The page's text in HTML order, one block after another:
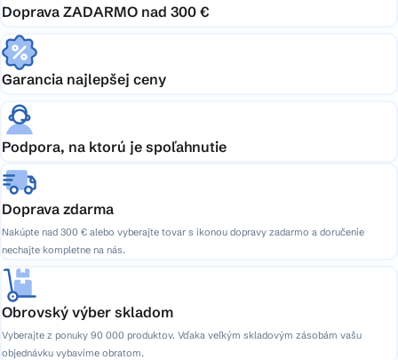
Doprava ZADARMO nad 300 €
Garancia najlepšej ceny
Podpora, na ktorú je spoľahnutie
Doprava zdarma
Nakúpte nad 300 € alebo vyberajte tovar s ikonou dopravy zadarmo a doručenie
nechajte kompletne na nás.
Obrovský výber skladom
Vyberajte z ponuky 90 000 produktov. Vďaka veľkým skladovým zásobám vašu
objednávku vybavíme obratom.